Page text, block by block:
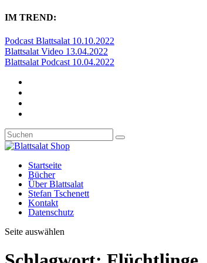
IM TREND:
Podcast Blattsalat 10.10.2022
Blattsalat Video 13.04.2022
Blattsalat Podcast 10.04.2022
Startseite
Bücher
Über Blattsalat
Stefan Tschenett
Kontakt
Datenschutz
Seite auswählen